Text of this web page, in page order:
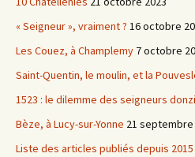
« Seigneur », vraiment ? 16 octobre
Les Couez, à Champlemy 7 octobre
Saint-Quentin, le moulin, et la
1523 : le dilemme des seigneurs
Bèze, à Lucy-sur-Yonne 21 septembre
Liste des articles publiés depuis 2015